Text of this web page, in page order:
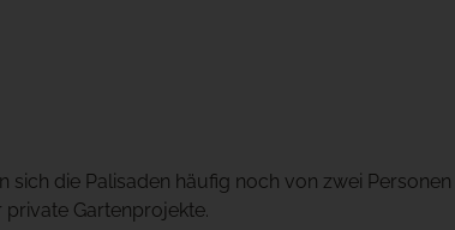
sich die Palisaden häufig noch von zwei
Gartenprojekte.